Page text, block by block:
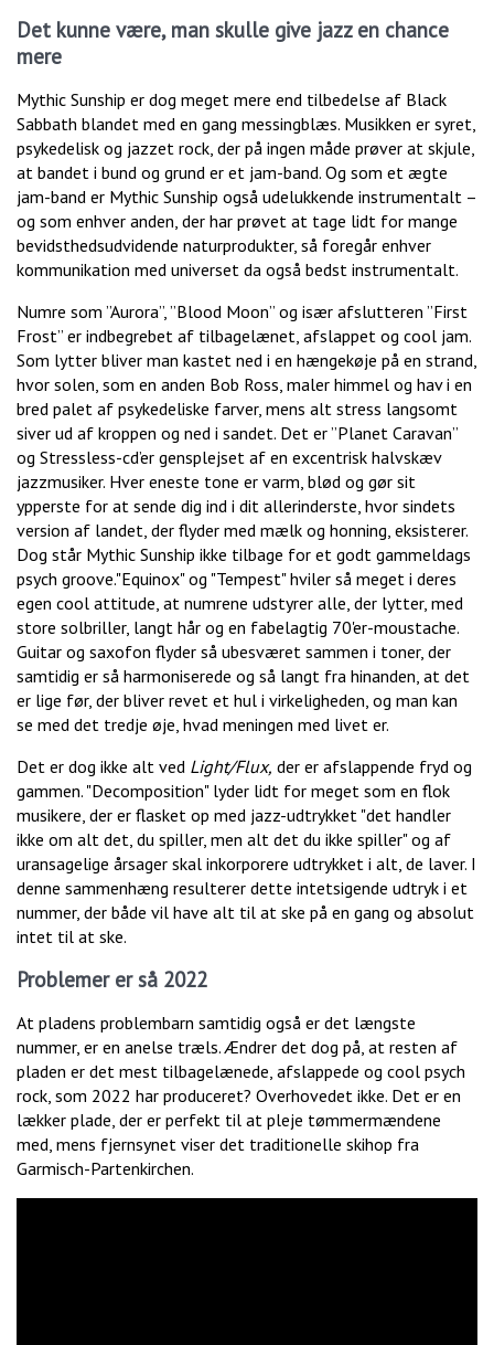
Det kunne være, man skulle give jazz en chance
mere
Mythic Sunship er dog meget mere end tilbedelse af Black
Sabbath blandet med en gang messingblæs. Musikken er syret,
psykedelisk og jazzet rock, der på ingen måde prøver at skjule,
at bandet i bund og grund er et jam-band. Og som et ægte
jam-band er Mythic Sunship også udelukkende instrumentalt –
og som enhver anden, der har prøvet at tage lidt for mange
bevidsthedsudvidende naturprodukter, så foregår enhver
kommunikation med universet da også bedst instrumentalt.
Numre som ”Aurora”, ”Blood Moon” og især afslutteren ”First
Frost” er indbegrebet af tilbagelænet, afslappet og cool jam.
Som lytter bliver man kastet ned i en hængekøje på en strand,
hvor solen, som en anden Bob Ross, maler himmel og hav i en
bred palet af psykedeliske farver, mens alt stress langsomt
siver ud af kroppen og ned i sandet. Det er ”Planet Caravan”
og Stressless-cd’er gensplejset af en excentrisk halvskæv
jazzmusiker. Hver eneste tone er varm, blød og gør sit
ypperste for at sende dig ind i dit allerinderste, hvor sindets
version af landet, der flyder med mælk og honning, eksisterer.
Dog står Mythic Sunship ikke tilbage for et godt gammeldags
psych groove."Equinox" og "Tempest" hviler så meget i deres
egen cool attitude, at numrene udstyrer alle, der lytter, med
store solbriller, langt hår og en fabelagtig 70'er-moustache.
Guitar og saxofon flyder så ubesværet sammen i toner, der
samtidig er så harmoniserede og så langt fra hinanden, at det
er lige før, der bliver revet et hul i virkeligheden, og man kan
se med det tredje øje, hvad meningen med livet er.
Det er dog ikke alt ved Light/Flux, der er afslappende fryd og
gammen. "Decomposition" lyder lidt for meget som en flok
musikere, der er flasket op med jazz-udtrykket "det handler
ikke om alt det, du spiller, men alt det du ikke spiller" og af
uransagelige årsager skal inkorporere udtrykket i alt, de laver. I
denne sammenhæng resulterer dette intetsigende udtryk i et
nummer, der både vil have alt til at ske på en gang og absolut
intet til at ske.
Problemer er så 2022
At pladens problembarn samtidig også er det længste
nummer, er en anelse træls. Ændrer det dog på, at resten af
pladen er det mest tilbagelænede, afslappede og cool psych
rock, som 2022 har produceret? Overhovedet ikke. Det er en
lækker plade, der er perfekt til at pleje tømmermændene
med, mens fjernsynet viser det traditionelle skihop fra
Garmisch-Partenkirchen.